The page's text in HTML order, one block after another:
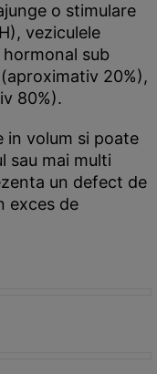
o stimulare
veziculele
sub
20%),
80%).
in volum si poate
sau mai multi
un defect de
exces de